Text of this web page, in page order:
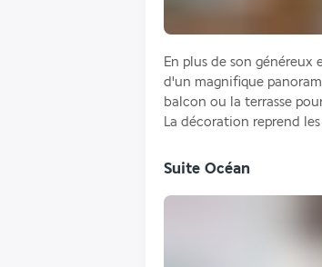
En plus de son
d'un magnifique
balcon ou la terrasse
La décoration reprend
Suite Océan